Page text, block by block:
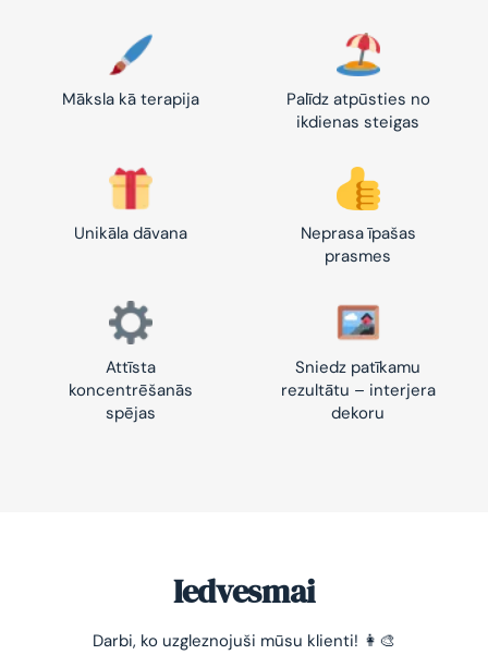
Māksla kā terapija
Palīdz atpūsties no
ikdienas steigas
Unikāla dāvana
Neprasa īpašas
prasmes
Attīsta
koncentrēšanās
spējas
Sniedz patīkamu
rezultātu – interjera
dekoru
Iedvesmai
Darbi, ko uzgleznojuši mūsu klienti! 👩‍🎨